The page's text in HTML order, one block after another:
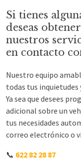
Si tienes
deseas
nuestros
en contacto
Nuestro equipo
todas tus inquietudes
Ya sea que desees
adicional sobre un
tus necesidades
correo electrónico o
📞 622 82 28 87